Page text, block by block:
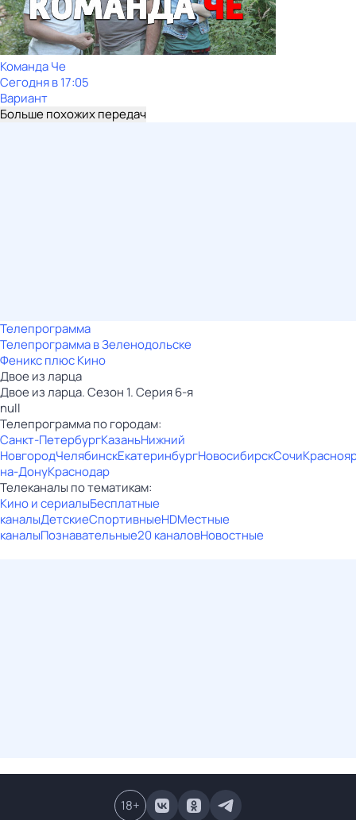
Команда Че
Сегодня в 17:05
Вариант
Больше похожих передач
Телепрограмма
Телепрограмма в Зеленодольске
Феникс плюс Кино
Двое из ларца
Двое из ларца. Сезон 1. Серия 6-я
null
Телепрограмма по городам:
Санкт-ПетербургКазаньНижний
НовгородЧелябинскЕкатеринбургНовосибирскСочи
на-ДонуКраснодар
Телеканалы по тематикам:
Кино и сериалыБесплатные
каналыДетскиеСпортивныеHDМестные
каналыПознавательные20 каналовНовостные
18+